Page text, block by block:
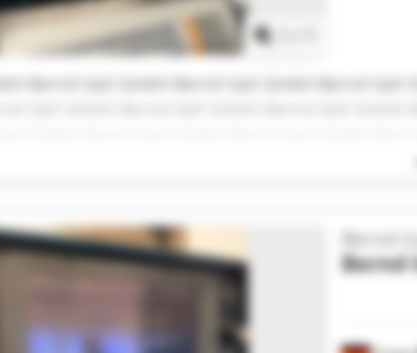
Bernd Gail GmbH Bernd Gail GmbH Bernd
Bernd
Bernd